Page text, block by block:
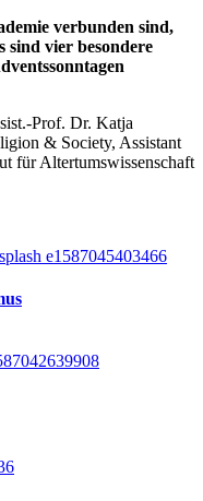
verbunden sind,
sind vier besondere
Prof. Dr. Katja
& Society, Assistant
für Altertumswissenschaft